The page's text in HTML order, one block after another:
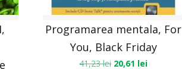
Programarea mentala, For
You, Black Friday
41,23lei 20,61 lei